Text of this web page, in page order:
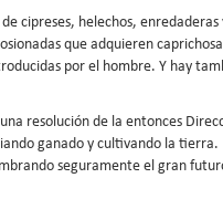
cipreses, helechos, enredaderas
que adquieren
por el hombre. Y hay
resolución de la entonces
ganado y cultivando la tierra.
seguramente el gran